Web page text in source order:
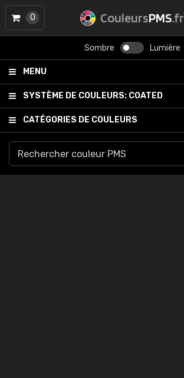
CouleursPMS.fr
Sombre Lumière
MENU
SYSTÈME DE COULEURS: COATED
CATÉGORIES DE COULEURS
0